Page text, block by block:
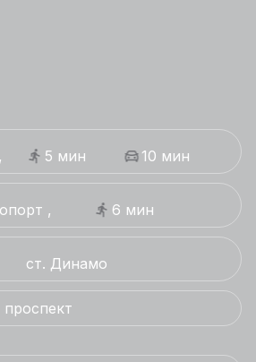
5 мин 10 мин
, 6 мин
ст. Динамо